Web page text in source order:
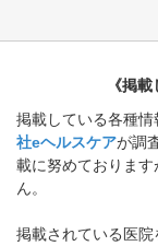
《掲
掲載している各種
社eヘルスケアが調
載に努めておりま
ん。
掲載されている医